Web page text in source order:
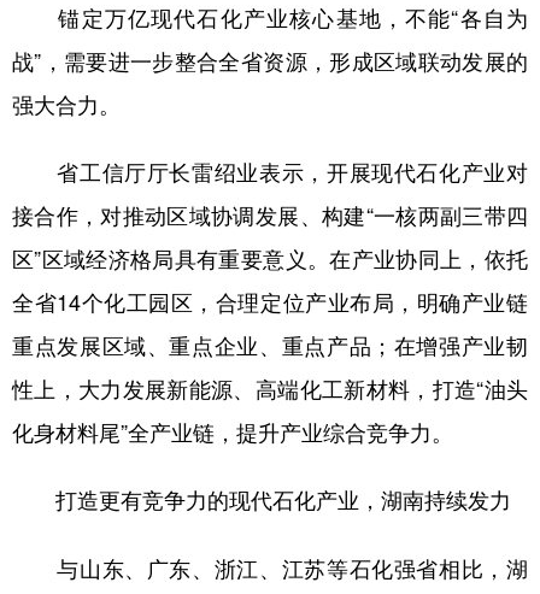
锚定万亿现代石化产业核心基地，不能“各自为
战”，需要进一步整合全省资源，形成区域联动发展的
强大合力。
省工信厅厅长雷绍业表示，开展现代石化产业对
接合作，对推动区域协调发展、构建“一核两副三带四
区”区域经济格局具有重要意义。在产业协同上，依托
全省14个化工园区，合理定位产业布局，明确产业链
重点发展区域、重点企业、重点产品；在增强产业韧
性上，大力发展新能源、高端化工新材料，打造“油头
化身材料尾”全产业链，提升产业综合竞争力。
打造更有竞争力的现代石化产业，湖南持续发力
与山东、广东、浙江、江苏等石化强省相比，湖